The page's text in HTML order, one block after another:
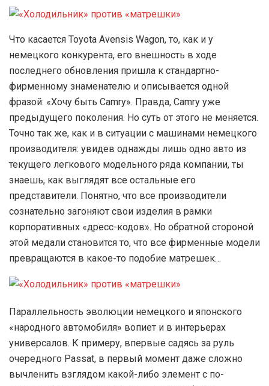
Что касается Toyota Avensis Wagon, то, как и у
немецкого конкурента, его внешность в ходе
последнего обновления пришла к стандартно-
фирменному знаменателю и описывается одной
фразой: «Хочу быть Camry». Правда, Camry уже
предыдущего поколения. Но суть от этого не меняется.
Точно так же, как и в ситуации с машинами немецкого
производителя: увидев однажды лишь одно авто из
текущего легкового модельного ряда компании, ты
знаешь, как выглядят все остальные его
представители. Понятно, что все производители
сознательно загоняют свои изделия в рамки
корпоративных «дресс-кодов». Но обратной стороной
этой медали становится то, что все фирменные модели
превращаются в какое-то подобие матрешек…
Параллельность эволюции немецкого и японского
«народного автомобиля» вопиет и в интерьерах
универсалов. К примеру, впервые садясь за руль
очередного Passat, в первый момент даже сложно
вычленить взглядом какой-либо элемент с по-